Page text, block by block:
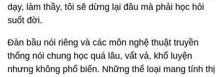
dạy, làm thầy, tôi sẽ dừng lại đâu mà phải học hỏi
suốt đời.
Đàn bầu nói riêng và các môn nghệ thuật truyền
thống nói chung học quá lâu, vất vả, khổ luyện
nhưng không phổ biến. Những thể loại mang tính thị